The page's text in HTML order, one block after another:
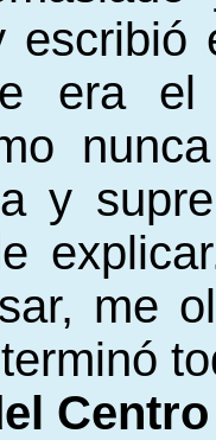
escribió
era
y
me